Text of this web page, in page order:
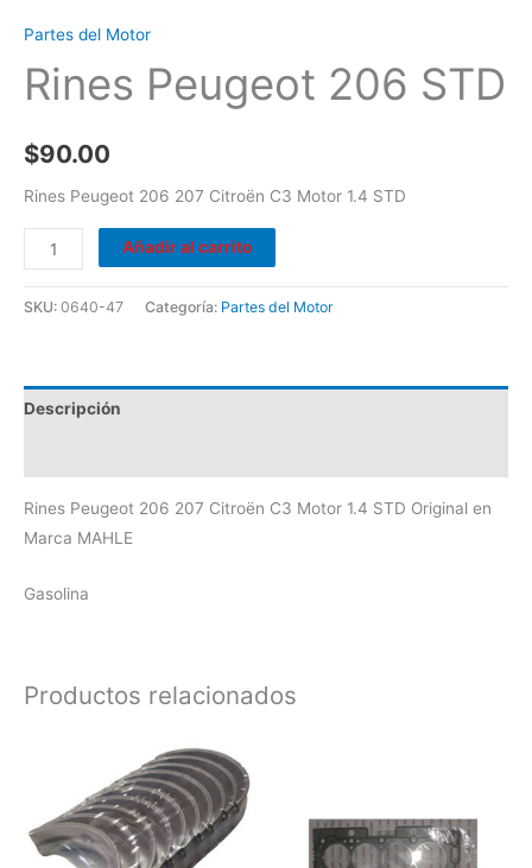
Partes del Motor
Rines Peugeot 206 STD
$90.00
Rines Peugeot 206 207 Citroën C3 Motor 1.4 STD
Añadir al carrito
SKU: 0640-47 Categoría: Partes del Motor
Descripción
Rines Peugeot 206 207 Citroën C3 Motor 1.4 STD Original en
Marca MAHLE
Gasolina
Productos relacionados
de
precios:
desde
$30.00
hasta
$56.00
Este
producto
tiene
múltiples